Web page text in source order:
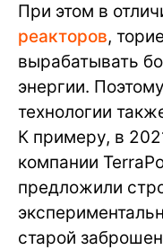
При этом в
реакторов,
вырабатывать
энергии.
технологии
К примеру, в
компании
предложили
старой